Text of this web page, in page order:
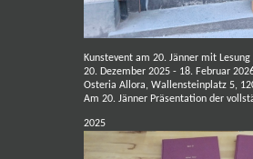
Kunstevent am 20. Jänner mit
20. Dezember 2025 - 18. Februar
Osteria Allora, Wallensteinplatz 5,
Am 20. Jänner Präsentation der
2025